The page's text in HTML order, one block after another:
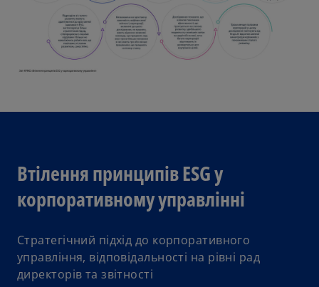
Втілення принципів ESG у
корпоративному управлінні
Стратегічний підхід до корпоративного
управління, відповідальності на рівні рад
директорів та звітності
o
e
n